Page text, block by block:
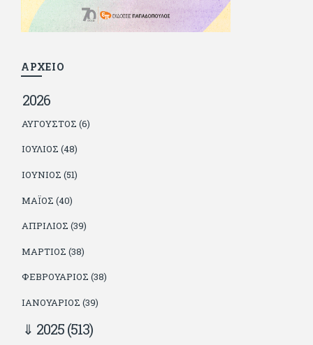
βρίσκουν το κουράγιο να το κάνουν. Αντίθετα από πολλούς
φίλους του δεν πληρώνει διατροφές. Ελπίζει ότι δεν έχει
παιδιά. Απειλεί ότι θα γράφει όσο υπάρχουν άνθρωποι που
ΑΡΧΕΙΟ
2026
ΑΎΓΟΥΣΤΟΣ (6)
ΙΟΎΛΙΟΣ (48)
ΙΟΎΝΙΟΣ (51)
ΜΆΙΟΣ (40)
ΑΠΡΊΛΙΟΣ (39)
ΜΆΡΤΙΟΣ (38)
ΦΕΒΡΟΥΆΡΙΟΣ (38)
ΙΑΝΟΥΆΡΙΟΣ (39)
2025(513)